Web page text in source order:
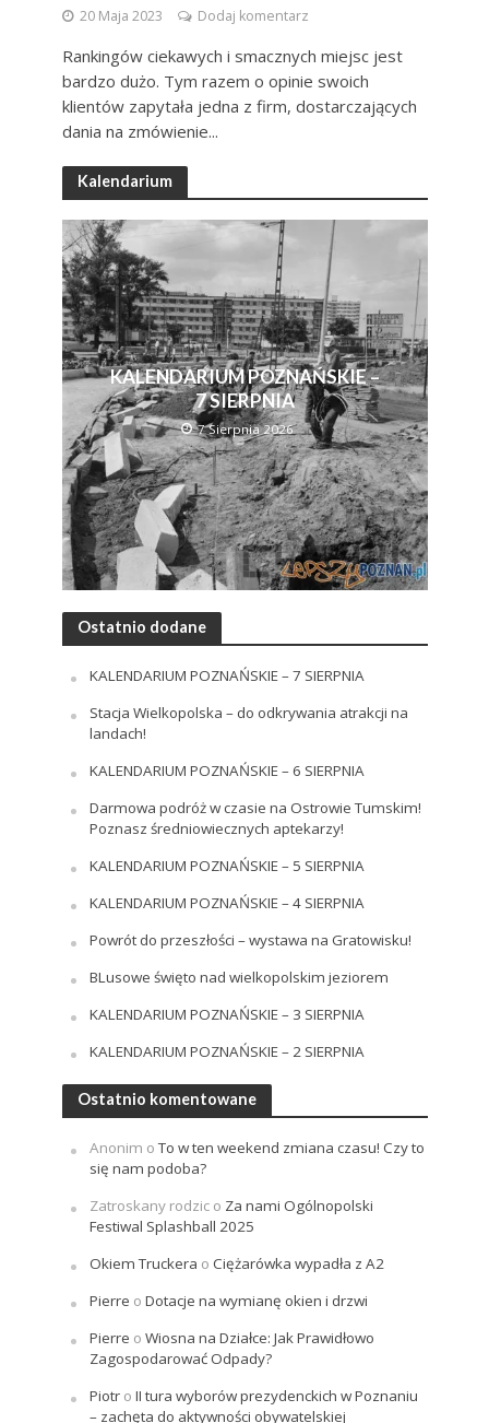
20 Maja 2023 Dodaj komentarz
Rankingów ciekawych i smacznych miejsc jest
bardzo dużo. Tym razem o opinie swoich
klientów zapytała jedna z firm, dostarczających
dania na zmówienie...
Kalendarium
KALENDARIUM POZNAŃSKIE –
7 SIERPNIA
7 Sierpnia 2026
Ostatnio dodane
KALENDARIUM POZNAŃSKIE – 7 SIERPNIA
Stacja Wielkopolska – do odkrywania atrakcji na
landach!
KALENDARIUM POZNAŃSKIE – 6 SIERPNIA
Darmowa podróż w czasie na Ostrowie Tumskim!
Poznasz średniowiecznych aptekarzy!
KALENDARIUM POZNAŃSKIE – 5 SIERPNIA
KALENDARIUM POZNAŃSKIE – 4 SIERPNIA
Powrót do przeszłości – wystawa na Gratowisku!
BLusowe święto nad wielkopolskim jeziorem
KALENDARIUM POZNAŃSKIE – 3 SIERPNIA
KALENDARIUM POZNAŃSKIE – 2 SIERPNIA
Ostatnio komentowane
Anonim oTo w ten weekend zmiana czasu! Czy to
się nam podoba?
Zatroskany rodzico Za nami Ogólnopolski
Festiwal Splashball 2025
Okiem Truckera o Ciężarówka wypadła z A2
Pierre o Dotacje na wymianę okien i drzwi
Pierre o Wiosna na Działce: Jak Prawidłowo
Zagospodarować Odpady?
Piotro II tura wyborów prezydenckich w Poznaniu
– zachęta do aktywności obywatelskiej